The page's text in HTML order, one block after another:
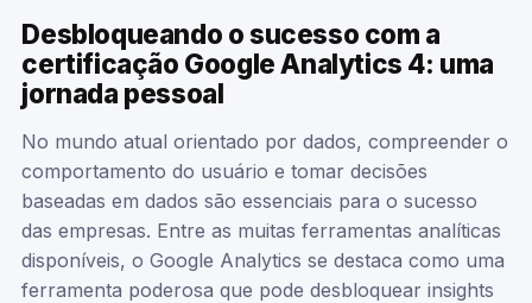
Desbloqueando o sucesso com a
certificação Google Analytics 4: uma
jornada pessoal
No mundo atual orientado por dados, compreender o
comportamento do usuário e tomar decisões
baseadas em dados são essenciais para o sucesso
das empresas. Entre as muitas ferramentas analíticas
disponíveis, o Google Analytics se destaca como uma
ferramenta poderosa que pode desbloquear insights